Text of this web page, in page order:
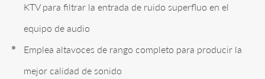
KTV para filtrar la entrada de ruido superfluo en el
equipo de audio
Emplea altavoces de rango completo para producir la
mejor calidad de sonido